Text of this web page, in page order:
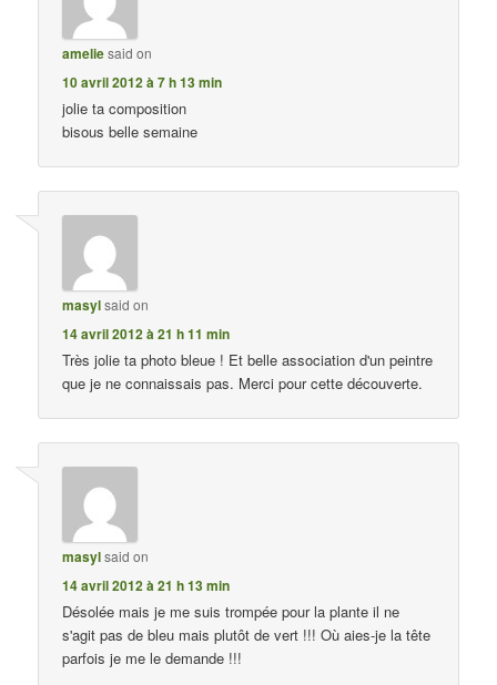
ameliesaid on
10 avril 2012 à 7 h 13 min
jolie ta composition
bisous belle semaine
masylsaid on
14 avril 2012 à 21 h 11 min
Très jolie ta photo bleue ! Et belle association d'un peintre
que je ne connaissais pas. Merci pour cette découverte.
masylsaid on
14 avril 2012 à 21 h 13 min
Désolée mais je me suis trompée pour la plante il ne
s'agit pas de bleu mais plutôt de vert !!! Où aies-je la tête
parfois je me le demande !!!